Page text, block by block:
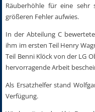
Räuberhöhle für eine sehr
größeren Fehler aufwies.
In der Abteilung C
ihm im ersten Teil Henry
Teil Benni Klöck von der LG
hervorragende Arbeit
Als Ersatzhelfer stand
Verfügung.